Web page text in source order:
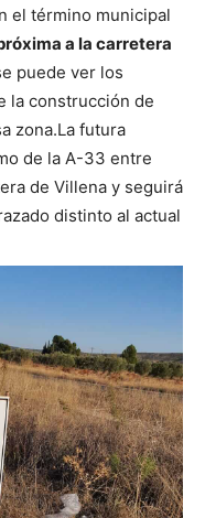
el término municipal
a la carretera
puede ver los
la construcción de
zona.La futura
de la A-33 entre
de Villena y seguirá
distinto al actual